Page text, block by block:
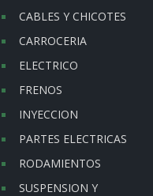
CABLES Y CHICOTES
CARROCERIA
ELECTRICO
FRENOS
INYECCION
PARTES ELECTRICAS
RODAMIENTOS
SUSPENSION Y